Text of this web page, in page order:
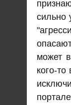
сильно
может
кого-